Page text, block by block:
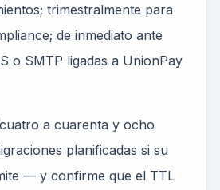
trimestralmente para
de inmediato ante
o SMTP ligadas a UnionPay
a cuarenta y ocho
planificadas si su
— y confirme que el TTL